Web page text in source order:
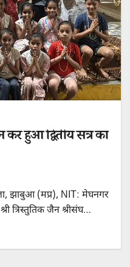
कर हुआ द्वितीय सत्र का
झाबुआ (मप्र), NIT: मेघनगर
त्रिस्तुतिक जैन श्रीसंघ…